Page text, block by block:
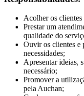
Acolher os clientes
Prestar um
qualidade do
Ouvir os clientes e
necessidades;
Apresentar ideias,
necessário;
Promover a
pela Auchan;